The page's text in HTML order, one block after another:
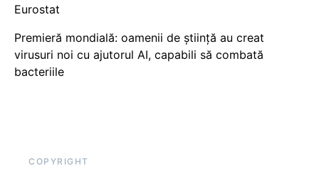
Eurostat
Premieră mondială: oamenii de știință au creat
virusuri noi cu ajutorul AI, capabili să combată
bacteriile
COPYRIGHT